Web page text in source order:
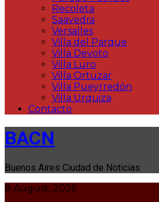
Recoleta
Saavedra
Versalles
Villa del Parque
Villa Devoto
Villa Luro
Villa Ortuzar
Villa Pueyrredón
Villa Urquiza
Contacto
BACN
Buenos Aires Ciudad de Noticias
8 August, 2026